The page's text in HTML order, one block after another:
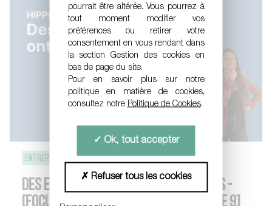
pourrait être altérée. Vous pourrez à
tout moment modifier vos
préférences ou retirer votre
consentement en vous rendant dans
la section Gestion des cookies en
bas de page du site.
Pour en savoir plus sur notre
politique en matière de cookies,
consultez notre Politique de Cookies.
Ok, tout accepter
Refuser tous les cookies
entreprise de demain Stratégie d'entreprise
DES ENTREPRISES QUI ONT SAUTÉ LE PAS -